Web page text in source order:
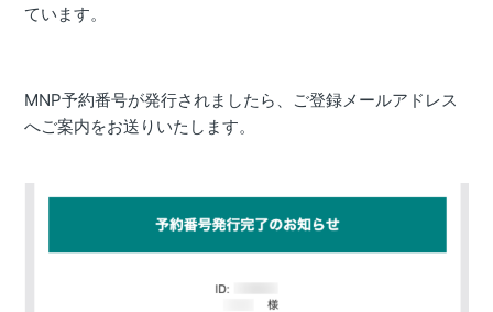
ています。
MNP予約番号が発行されましたら、ご登録メールアドレス
へご案内をお送りいたします。